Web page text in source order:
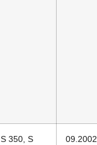
S 350, S
09.2002